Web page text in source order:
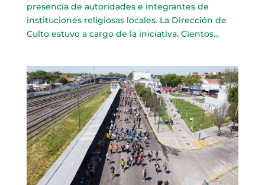
presencia de autoridades e integrantes de
instituciones religiosas locales. La Dirección de
Culto estuvo a cargo de la iniciativa. Cientos...